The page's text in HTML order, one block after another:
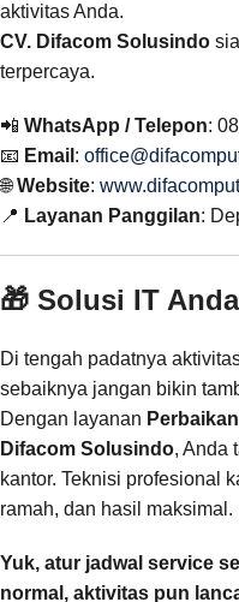
aktivitas Anda.
CV. Difacom Solusindo
terpercaya.
📲 WhatsApp / Telepon:
📧 Email :
🌐Website:
📍 Layanan Panggilan:
🎁 Solusi IT
Di tengah padatnya
sebaiknya jangan bikin
Dengan layanan
Difacom Solusindo, Anda
kantor. Teknisi profesional
ramah, dan hasil maksimal.
Yuk, atur jadwal service
normal, aktivitas pun